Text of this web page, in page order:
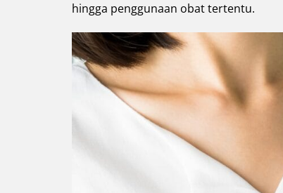
hingga penggunaan obat tertentu.